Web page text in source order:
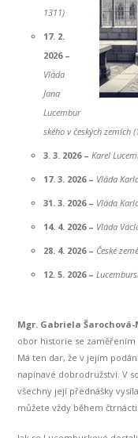
1311)
17. 2.
2026 –
Vláda
Jana
Lucembur
ského v českých zemích
3. 3. 2026 –Karel
17. 3. 2026 – Vláda
31. 3. 2026 – Vláda
14. 4. 2026 – Vláda
28. 4. 2026 – České
12. 5. 2026 –
Mgr. Gabriela Šarochová-
obor historie se zaměřením
Má ten dar, že v jejím
napínavé dobrodružství. V
všechny její přednášky
můžete vždy během